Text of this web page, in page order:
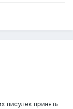
писулек принять